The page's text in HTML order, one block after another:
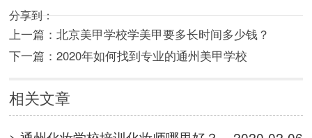
分享到：
上一篇：北京美甲学校学美甲要多长时间多少钱？
下一篇：2020年如何找到专业的通州美甲学校
相关文章